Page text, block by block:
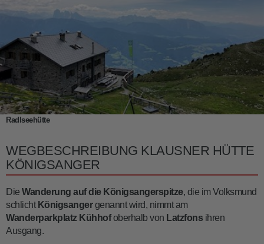
Radlseehütte
WEGBESCHREIBUNG KLAUSNER HÜTTE
KÖNIGSANGER
Die Wanderung auf die Königsangerspitze, die im Volksmund
schlicht Königsangergenannt wird, nimmt am
Wanderparkplatz Kühhofoberhalb von Latzfons ihren
Ausgang.